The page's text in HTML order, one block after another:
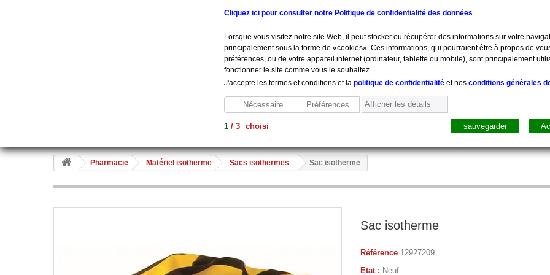
Hygiène Mesure, Pesée Pharmacie Sacs,
Pharmacie Matériel isotherme Sacs isothermes Sac isotherme
Sac isotherme
Référence 12927209
Etat : Neuf
Cliquez ici pour consulter notre Politique de confidentialité des données
Lorsque vous visitez notre site Web, il peut stocker ou récupérer des informations sur votre
principalement sous la forme de «cookies». Ces informations, qui pourraient être à propos de
préférences, ou de votre appareil internet (ordinateur, tablette ou mobile), sont principalement
fonctionner le site comme vous le souhaitez.
J'accepte les termes et conditions et la politique de confidentialité et nos conditions générales
Nécessaire Préférences Afficher les détails
1 / 3 choisi sauvegarder